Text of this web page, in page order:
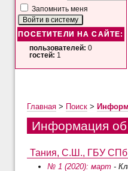
Запомнить меня
ПОСЕТИТЕЛИ НА САЙТЕ:
пользователей: 0
гостей: 1
Главная> Поиск>
Информация об
Тания, С.Ш., ГБУ СПб
№ 1 (2020): март-